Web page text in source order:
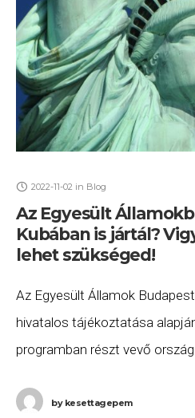
2022-11-02 in Blog
Az Egyesült
Kubában is jártál?
lehet szükséged!
Az Egyesült Államok
hivatalos tájékoztatása
programban részt vevő
„2021. január 12-én vagy az
bykesettagepem